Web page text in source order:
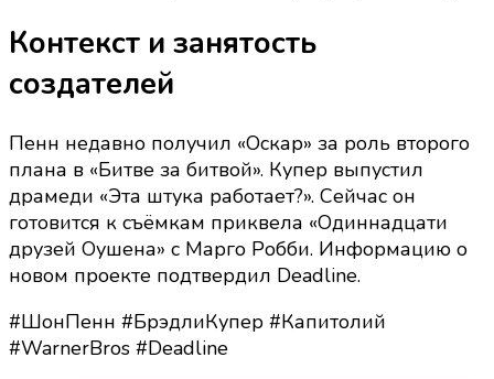
Контекст и занятость
создателей
Пенн недавно получил «Оскар» за роль второго
плана в «Битве за битвой». Купер выпустил
драмеди «Эта штука работает?». Сейчас он
готовится к съёмкам приквела «Одиннадцати
друзей Оушена» с Марго Робби. Информацию о
новом проекте подтвердил Deadline.
#ШонПенн #БрэдлиКупер #Капитолий
#WarnerBros #Deadline